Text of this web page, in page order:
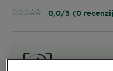
0,0/5 (0